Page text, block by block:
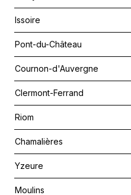
Issoire
Pont-du-Château
Cournon-d'Auvergne
Clermont-Ferrand
Riom
Chamalières
Yzeure
Moulins